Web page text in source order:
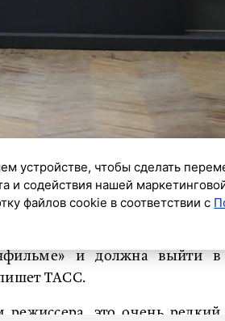
работает над военной
и должна выйти в
ТАСС.
это очень редкий
устройстве, чтобы сделать
и содействия нашей
файлов cookie в соответствии с